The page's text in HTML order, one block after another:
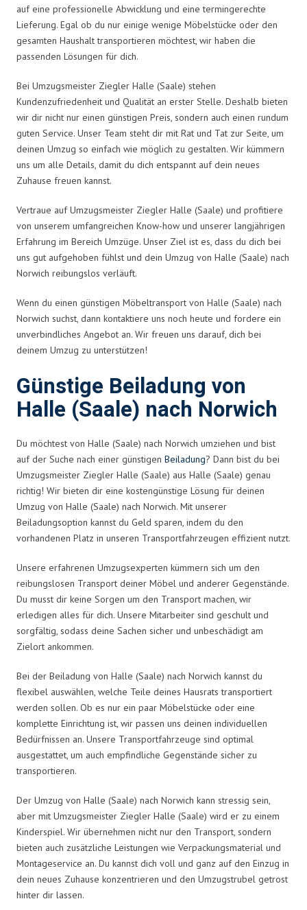
auf eine professionelle Abwicklung und eine termingerechte
Lieferung. Egal ob du nur einige wenige Möbelstücke oder den
gesamten Haushalt transportieren möchtest, wir haben die
passenden Lösungen für dich.
Bei Umzugsmeister Ziegler Halle (Saale) stehen
Kundenzufriedenheit und Qualität an erster Stelle. Deshalb bieten
wir dir nicht nur einen günstigen Preis, sondern auch einen rundum
guten Service. Unser Team steht dir mit Rat und Tat zur Seite, um
deinen Umzug so einfach wie möglich zu gestalten. Wir kümmern
uns um alle Details, damit du dich entspannt auf dein neues
Zuhause freuen kannst.
Vertraue auf Umzugsmeister Ziegler Halle (Saale) und profitiere
von unserem umfangreichen Know-how und unserer langjährigen
Erfahrung im Bereich Umzüge. Unser Ziel ist es, dass du dich bei
uns gut aufgehoben fühlst und dein Umzug von Halle (Saale) nach
Norwich reibungslos verläuft.
Wenn du einen günstigen Möbeltransport von Halle (Saale) nach
Norwich suchst, dann kontaktiere uns noch heute und fordere ein
unverbindliches Angebot an. Wir freuen uns darauf, dich bei
deinem Umzug zu unterstützen!
Günstige Beiladung von
Halle (Saale) nach Norwich
Du möchtest von Halle (Saale) nach Norwich umziehen und bist
auf der Suche nach einer günstigen Beiladung? Dann bist du bei
Umzugsmeister Ziegler Halle (Saale) aus Halle (Saale) genau
richtig! Wir bieten dir eine kostengünstige Lösung für deinen
Umzug von Halle (Saale) nach Norwich. Mit unserer
Beiladungsoption kannst du Geld sparen, indem du den
vorhandenen Platz in unseren Transportfahrzeugen effizient nutzt.
Unsere erfahrenen Umzugsexperten kümmern sich um den
reibungslosen Transport deiner Möbel und anderer Gegenstände.
Du musst dir keine Sorgen um den Transport machen, wir
erledigen alles für dich. Unsere Mitarbeiter sind geschult und
sorgfältig, sodass deine Sachen sicher und unbeschädigt am
Zielort ankommen.
Bei der Beiladung von Halle (Saale) nach Norwich kannst du
flexibel auswählen, welche Teile deines Hausrats transportiert
werden sollen. Ob es nur ein paar Möbelstücke oder eine
komplette Einrichtung ist, wir passen uns deinen individuellen
Bedürfnissen an. Unsere Transportfahrzeuge sind optimal
ausgestattet, um auch empfindliche Gegenstände sicher zu
transportieren.
Der Umzug von Halle (Saale) nach Norwich kann stressig sein,
aber mit Umzugsmeister Ziegler Halle (Saale) wird er zu einem
Kinderspiel. Wir übernehmen nicht nur den Transport, sondern
bieten auch zusätzliche Leistungen wie Verpackungsmaterial und
Montageservice an. Du kannst dich voll und ganz auf den Einzug in
dein neues Zuhause konzentrieren und den Umzugstrubel getrost
hinter dir lassen.